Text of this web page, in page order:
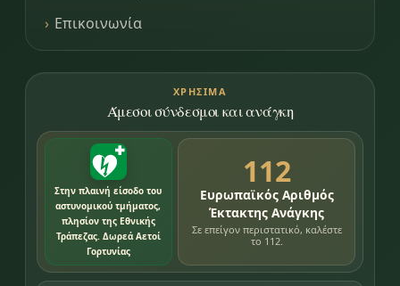
Επικοινωνία
ΧΡΉΣΙΜΑ
Άμεσοι σύνδεσμοι και ανάγκη
Στην πλαινή είσοδο του
αστυνομικού τμήματος,
πλησίον της Εθνικής
Τράπεζας. Δωρεά Αετοί
Γορτυνίας
112
Ευρωπαϊκός Αριθμός
Έκτακτης Ανάγκης
Σε επείγον περιστατικό, καλέστε
το 112.